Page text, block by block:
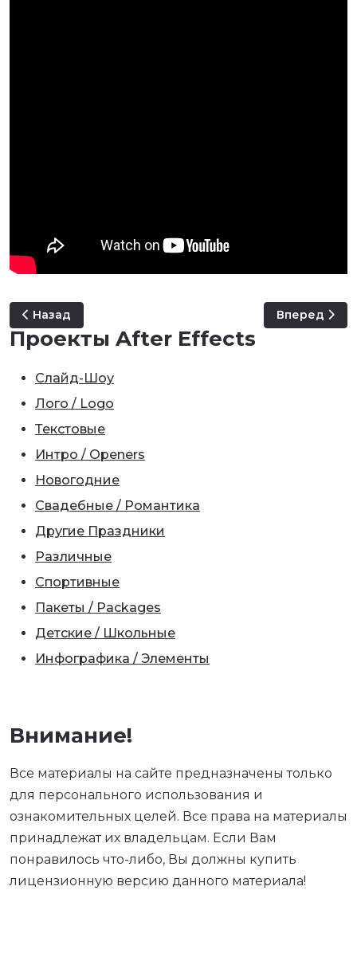
Предыдущий: After Effects Andrew Kramer (Урок 49:
Назад Следующий:
Вперед
Проекты After Effects
Слайд-Шоу
Лого / Logo
Текстовые
Интро / Openers
Новогодние
Свадебные / Романтика
Другие Праздники
Различные
Спортивные
Пакеты / Packages
Детские / Школьные
Инфографика / Элементы
Внимание!
Все материалы на сайте предназначены только
для персонального использования и
ознакомительных целей. Все права на материалы
принадлежат их владельцам. Если Вам
понравилось что-либо, Вы должны купить
лицензионную версию данного материала!